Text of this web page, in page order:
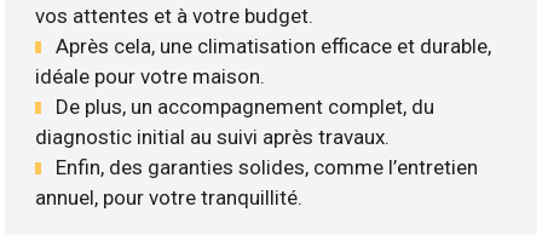
vos attentes et à votre budget.
Après cela, une climatisation efficace et durable,
idéale pour votre maison.
De plus, un accompagnement complet, du
diagnostic initial au suivi après travaux.
Enfin, des garanties solides, comme l’entretien
annuel, pour votre tranquillité.